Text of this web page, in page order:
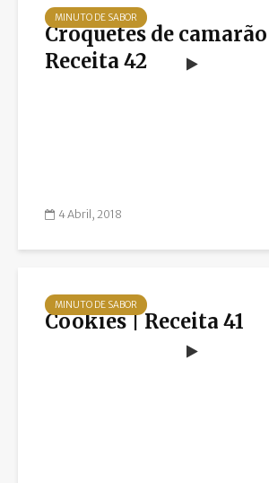
MINUTO DE SABOR
Croquetes de camarão |
Receita 42
4 Abril, 2018
MINUTO DE SABOR
Cookies | Receita 41